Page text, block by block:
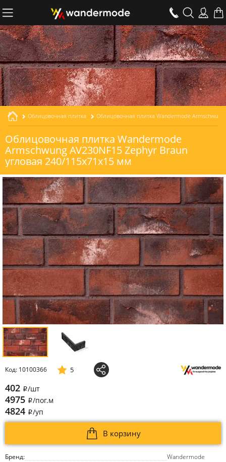
Облицовочная плитка
Облицовочная плитка Wandermode
Armschwung AV230NF15 Zephyr Braun
угловая 240/115x71x15 мм
Бренд:
Wandermode
Код: 10100366 5
402 i/шт
4975 i/пог.м
4824 i/уп
В корзину